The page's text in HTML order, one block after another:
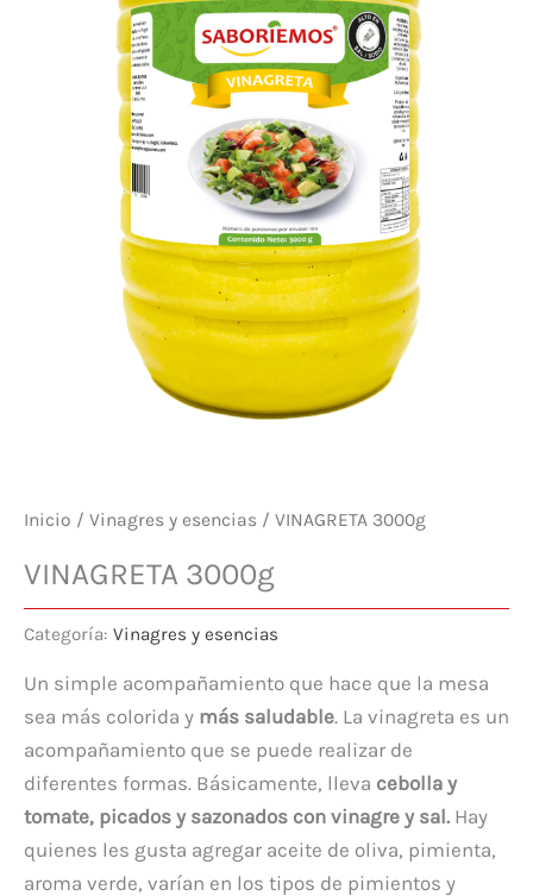
Inicio / Vinagres y esencias / VINAGRETA 3000g
VINAGRETA 3000g
Categoría: Vinagres y esencias
Un simple acompañamiento que hace que la mesa
sea más colorida y más saludable. La vinagreta es un
acompañamiento que se puede realizar de
diferentes formas. Básicamente, lleva cebolla y
tomate, picados y sazonados con vinagre y sal. Hay
quienes les gusta agregar aceite de oliva, pimienta,
aroma verde, varían en los tipos de pimientos y